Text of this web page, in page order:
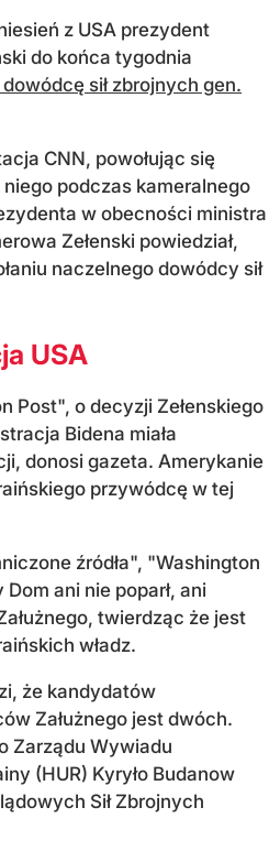
z USA prezydent
do końca tygodnia
sił zbrojnych gen.
CNN, powołując się
niego podczas kameralnego
w obecności ministra
Zełenski powiedział,
naczelnego dowódcy sił
USA
Post", o decyzji Zełenskiego
Bidena miała
donosi gazeta. Amerykanie
przywódcę w tej
źródła", "Washington
ani nie poparł, ani
twierdząc że jest
władz.
że kandydatów
Załużnego jest dwóch.
Zarządu Wywiadu
(HUR) Kyryło Budanow
Sił Zbrojnych